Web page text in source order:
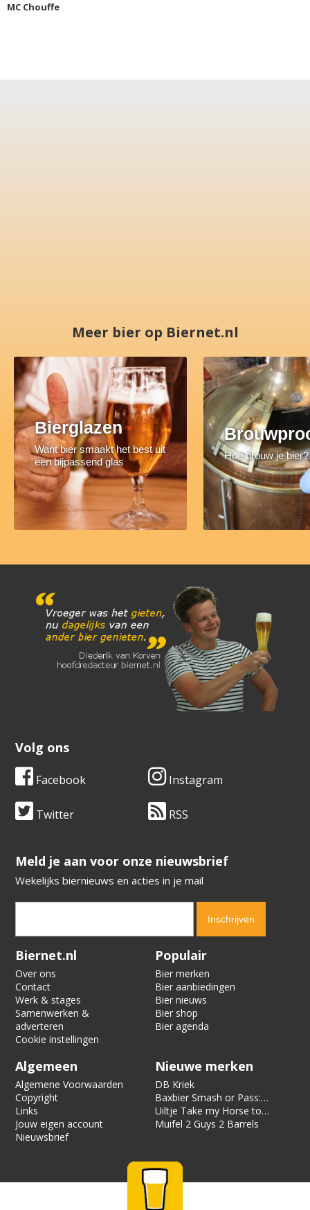
MC Chouffe
Meer bier op Biernet.nl
Bierglazen
Want bier smaakt het best uit
een bijpassend glas
Hoe brouw je bier?
Volg ons
Facebook Instagram
Twitter RSS
​​​​​​​Meld je aan voor onze nieuwsbrief
Wekelijks biernieuws en acties in je mail
Verification code:
Biernet.nl
Over ons
Contact
Werk & stages
Samenwerken &
adverteren
Cookie instellingen
Populair
Bier merken
Bier aanbiedingen
Bier nieuws
Bier shop
Bier agenda
Algemeen
Algemene Voorwaarden
Copyright
Links
Jouw eigen account
Nieuwsbrief
Nieuwe merken
DB Kriek
Baxbier Smash or Pass:
Strata
Uiltje Take my Horse to
the Hotel Room
Muifel 2 Guys 2 Barrels